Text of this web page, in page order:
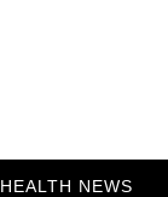
HEALTH NEWS